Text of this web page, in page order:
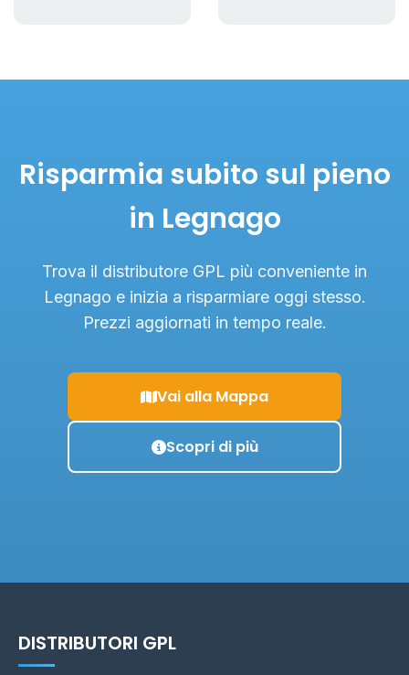
Risparmia subito sul pieno
in Legnago
Trova il distributore GPL più conveniente in
Legnago e inizia a risparmiare oggi stesso.
Prezzi aggiornati in tempo reale.
Vai alla Mappa
Scopri di più
DISTRIBUTORI GPL